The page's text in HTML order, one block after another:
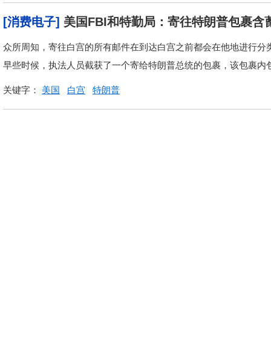
[消费电子] 美国FBI和特勤局：寄往特朗普包裹含
众所周知，寄往白宫的所有邮件在到达白宫之前都会在他地进行
早些时候，执法人员截获了一个寄给特朗普总统的包裹，该包裹内
关键字： 美国 白宫 特朗普